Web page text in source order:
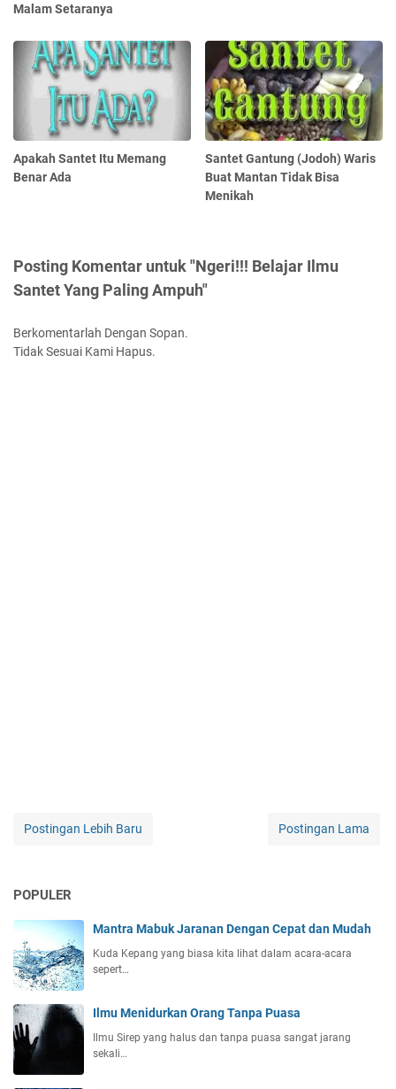
Malam Setaranya
Apakah Santet Itu Memang
Benar Ada
Santet Gantung (Jodoh) Waris
Buat Mantan Tidak Bisa
Menikah
Posting Komentar untuk "Ngeri!!! Belajar Ilmu
Santet Yang Paling Ampuh"
Berkomentarlah Dengan Sopan.
Tidak Sesuai Kami Hapus.
Postingan Lebih Baru Postingan Lama
POPULER
Mantra Mabuk Jaranan Dengan Cepat dan Mudah
Kuda Kepang yang biasa kita lihat dalam acara-acara
sepert…
Ilmu Menidurkan Orang Tanpa Puasa
Ilmu Sirep yang halus dan tanpa puasa sangat jarang
sekali…